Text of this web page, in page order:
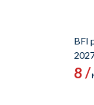
BFI
8 /